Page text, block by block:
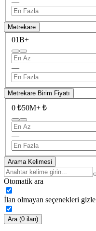
Metrekare
01B+
—
Metrekare Birim Fiyatı
0 ₺50M+ ₺
—
Arama Kelimesi
Otomatik ara
İlan olmayan seçenekleri gizle
Ara (0 ilan)